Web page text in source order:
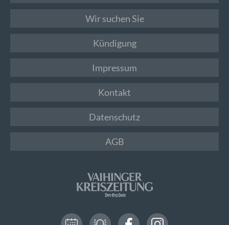
Wir suchen Sie
Kündigung
Impressum
Kontakt
Datenschutz
AGB